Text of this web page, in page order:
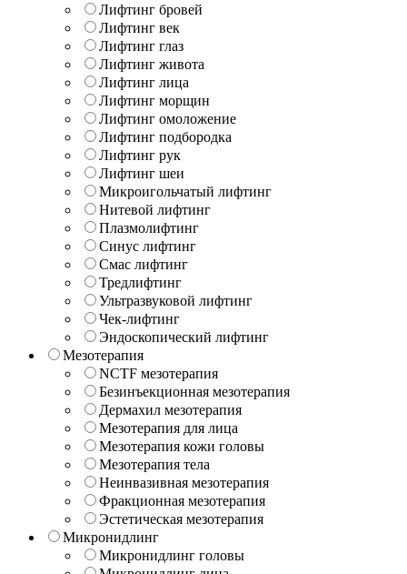
Лифтинг бровей
Лифтинг век
Лифтинг глаз
Лифтинг живота
Лифтинг лица
Лифтинг морщин
Лифтинг омоложение
Лифтинг подбородка
Лифтинг рук
Лифтинг шеи
Микроигольчатый лифтинг
Нитевой лифтинг
Плазмолифтинг
Синус лифтинг
Смас лифтинг
Тредлифтинг
Ультразвуковой лифтинг
Чек-лифтинг
Эндоскопический лифтинг
Мезотерапия
NCTF мезотерапия
Безинъекционная мезотерапия
Дермахил мезотерапия
Мезотерапия для лица
Мезотерапия кожи головы
Мезотерапия тела
Неинвазивная мезотерапия
Фракционная мезотерапия
Эстетическая мезотерапия
Микронидлинг
Микронидлинг головы